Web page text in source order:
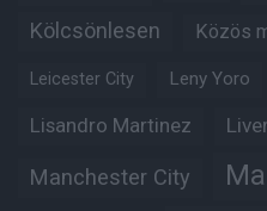
Kölcsönlesen Közös
Leicester City Leny Yoro
Lisandro Martinez
Manchester City